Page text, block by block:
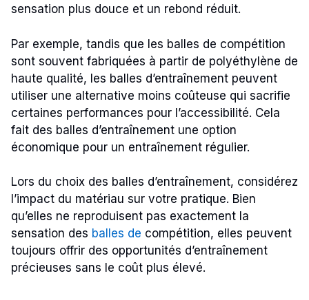
sensation plus douce et un rebond réduit.
Par exemple, tandis que les balles de compétition
sont souvent fabriquées à partir de polyéthylène de
haute qualité, les balles d’entraînement peuvent
utiliser une alternative moins coûteuse qui sacrifie
certaines performances pour l’accessibilité. Cela
fait des balles d’entraînement une option
économique pour un entraînement régulier.
Lors du choix des balles d’entraînement, considérez
l’impact du matériau sur votre pratique. Bien
qu’elles ne reproduisent pas exactement la
sensation des balles de compétition, elles peuvent
toujours offrir des opportunités d’entraînement
précieuses sans le coût plus élevé.